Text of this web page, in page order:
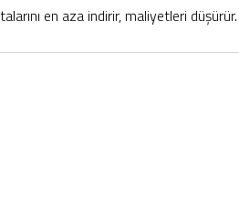
en aza indirir, maliyetleri düşürür.